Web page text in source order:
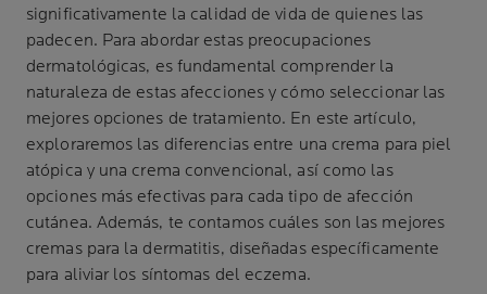
significativamente la calidad de vida de quienes las
padecen. Para abordar estas preocupaciones
dermatológicas, es fundamental comprender la
naturaleza de estas afecciones y cómo seleccionar las
mejores opciones de tratamiento. En este artículo,
exploraremos las diferencias entre una crema para piel
atópica y una crema convencional, así como las
opciones más efectivas para cada tipo de afección
cutánea. Además, te contamos cuáles son las mejores
cremas para la dermatitis, diseñadas específicamente
para aliviar los síntomas del eczema.